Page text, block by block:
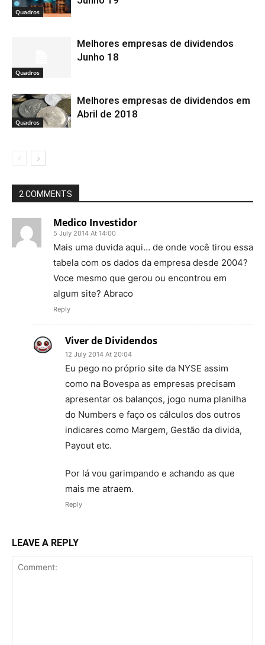
Quadros
Quadros
Melhores empresas de dividendos
Junho 18
Quadros
Melhores empresas de dividendos em
Abril de 2018
2 COMMENTS
Medico Investidor
5 July 2014 At 14:00
Mais uma duvida aqui… de onde você tirou essa
tabela com os dados da empresa desde 2004?
Voce mesmo que gerou ou encontrou em
algum site? Abraco
Reply
Viver de Dividendos
12 July 2014 At 20:04
Eu pego no próprio site da NYSE assim
como na Bovespa as empresas precisam
apresentar os balanços, jogo numa planilha
do Numbers e faço os cálculos dos outros
indicares como Margem, Gestão da divida,
Payout etc.
Por lá vou garimpando e achando as que
mais me atraem.
Reply
LEAVE A REPLY